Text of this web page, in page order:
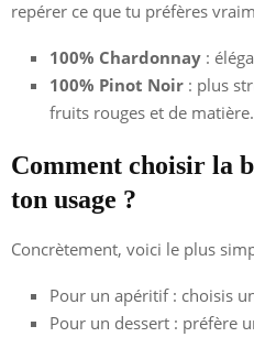
repérer ce que tu préfères
100% Chardonnay :
100% Pinot Noir : plus
fruits rouges et de matière.
Comment choisir la
ton usage ?
Concrètement, voici le plus
Pour un apéritif : choisis
Pour un dessert : préfère